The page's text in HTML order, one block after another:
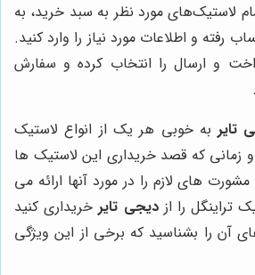
لاستیک‌های مورد نظر به سبد خرید، به
رفته و اطلاعات مورد نیاز را وارد کنید.
و ارسال را انتخاب کرده و سفارش
تایربه خوبی هر یک از انواع لاستیک
زمانی که قصد خریداری این لاستیک ها
های لازم را در مورد آنها ارائه می
تراینگل را ازدیجی تایرخریداری کنید
آن را بشناسید که برخی از این ویژگی